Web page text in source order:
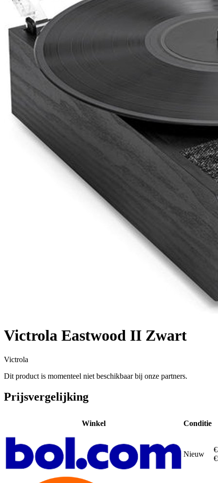
Victrola Eastwood II Zwart
Victrola
Dit product is momenteel niet beschikbaar bij onze partners.
Prijsvergelijking
Winkel Conditie
Nieuw